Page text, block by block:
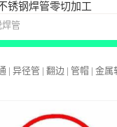
不锈钢焊管零切加工
管
| 异径管 | 翻边 | 管帽 | 金属